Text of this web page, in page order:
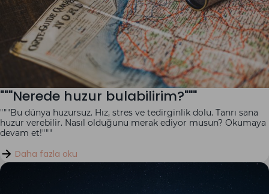
"""Nerede huzur bulabilirim?"""
"""Bu dünya huzursuz. Hız, stres ve tedirginlik dolu. Tanrı sana
huzur verebilir. Nasıl olduğunu merak ediyor musun? Okumaya
devam et!"""
Daha fazla oku